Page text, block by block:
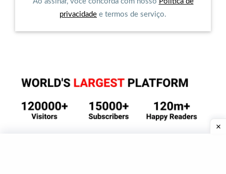
privacidade e termos de serviço.